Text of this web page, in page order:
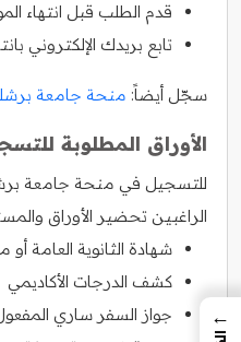
قدم الطلب قبل انتهاء
تابع بريدك الإلكتروني
سجّل أيضاً: منحة جامعة
الأوراق المطلوبة
للتسجيل في منحة جامعة
الراغبين تحضير الأوراق
شهادة الثانوية العامة أو
كشف الدرجات الأكاديمي
جواز السفر ساري
←